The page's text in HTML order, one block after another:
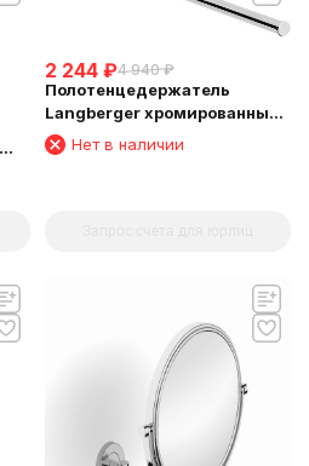
2 244 ₽4 940 ₽
Полотенцедержатель
Langberger хромированный
к стене телескопический
33-53 см 11009A
Нет в наличии